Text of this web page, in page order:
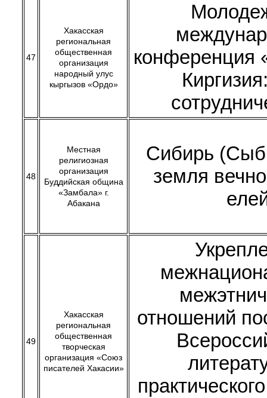
47
Хакасская
региональная
общественная
организация
народный улус
кыргызов «Ордо»
конференция
48
Местная
религиозная
организация
Буддийская община
«Замбала» г.
Абакана
Сибирь
земля
49
Хакасская
региональная
общественная
творческая
организация «Союз
писателей Хакасии»
отношений